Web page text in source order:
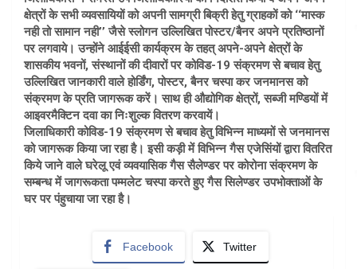
क्षेत्रों के सभी व्यवसायियों को अपनी सामग्री बिक्री हेतु ग्राहकों को ‘‘मास्क
नही तो सामान नही’’ जैसे स्लोगन उल्लिखित पोस्टर/बैनर अपने प्रतिष्ठानों
पर लगवाये। उन्होंने आईईसी कार्यक्रम के तहत् अपने-अपने क्षेत्रों के
शासकीय भवनों, संस्थानों की दीवारों पर कोविड-19 संक्रमण से बचाव हेतु
उल्लिखित जानकारी वाले होर्डिंग, पोस्टर, बैनर चस्पा कर जनमानस को
संक्रमण के प्रति जागरूक करें। साथ ही औद्योगिक क्षेत्रों, सब्जी मण्डियों में
आइवरमैक्टिन दवा का निःशुल्क वितरण करवायें।
जिलाधिकारी कोविड-19 संक्रमण से बचाव हेतु विभिन्न माध्यमों से जनमानस
को जागरूक किया जा रहा है। इसी कड़ी में विभिन्न गैस एजेसिंयों द्वारा वितरित
किये जाने वाले घरेलू एवं व्यवयासिक गैस सैलेण्डर पर कोरोना संक्रमण के
सम्बन्ध में जागरूकता पम्मलेट चस्पा करते हुए गैस सिलेण्डर उपभोक्ताओं के
घर पर पंहुचाया जा रहा है।
Facebook Twitter